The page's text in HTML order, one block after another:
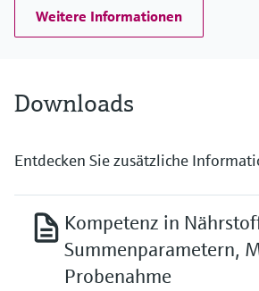
Weitere Informationen
Downloads
Entdecken Sie zusätzliche
Kompetenz in
Summenparametern,
Probenahme